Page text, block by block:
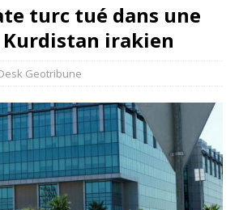
turc tué dans une
irakien
Geotribune